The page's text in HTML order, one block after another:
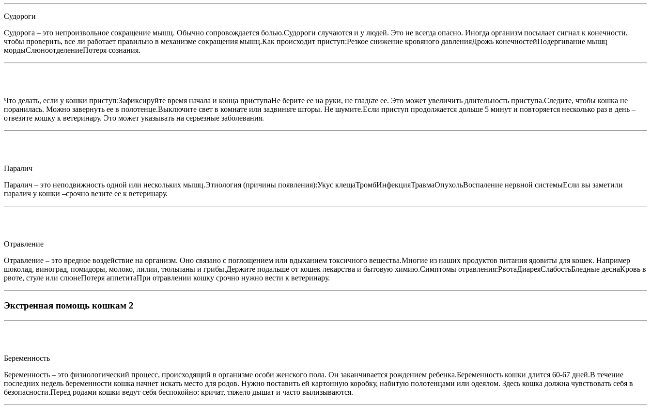
Судороги
Судорога – это непроизвольное сокращение мышц. Обычно сопровождается болью.Судороги случаются и у людей. Это не всегда опасно. Иногда организм посылает сигнал к конечности,
чтобы проверить, все ли работает правильно в механизме сокращения мышц.Как происходит приступ:Резкое снижение кровяного давленияДрожь конечностейПодергивание мышц
мордыСлюноотделениеПотеря сознания.
Что делать, если у кошки приступ:Зафиксируйте время начала и конца приступаНе берите ее на руки, не гладьте ее. Это может увеличить длительность приступа.Следите, чтобы кошка не
поранилась. Можно завернуть ее в полотенце.Выключите свет в комнате или задвиньте шторы. Не шумите.Если приступ продолжается дольше 5 минут и повторяется несколько раз в день –
отвезите кошку к ветеринару. Это может указывать на серьезные заболевания.
Паралич
Паралич – это неподвижность одной или нескольких мышц.Этиология (причины появления):Укус клещаТромбИнфекцияТравмаОпухольВоспаление нервной системыЕсли вы заметили
паралич у кошки –срочно везите ее к ветеринару.
Отравление
Отравление – это вредное воздействие на организм. Оно связано с поглощением или вдыханием токсичного вещества.Многие из наших продуктов питания ядовиты для кошек. Например
шоколад, виноград, помидоры, молоко, лилии, тюльпаны и грибы.Держите подальше от кошек лекарства и бытовую химию.Симптомы отравления:РвотаДиареяСлабостьБледные деснаКровь в
рвоте, стуле или слюнеПотеря аппетитаПри отравлении кошку срочно нужно вести к ветеринару.
Экстренная помощь кошкам 2
Беременность
Беременность – это физиологический процесс, происходящий в организме особи женского пола. Он заканчивается рождением ребенка.Беременность кошки длится 60-67 дней.В течение
последних недель беременности кошка начнет искать место для родов. Нужно поставить ей картонную коробку, набитую полотенцами или одеялом. Здесь кошка должна чувствовать себя в
безопасности.Перед родами кошки ведут себя беспокойно: кричат, тяжело дышат и часто вылизываются.